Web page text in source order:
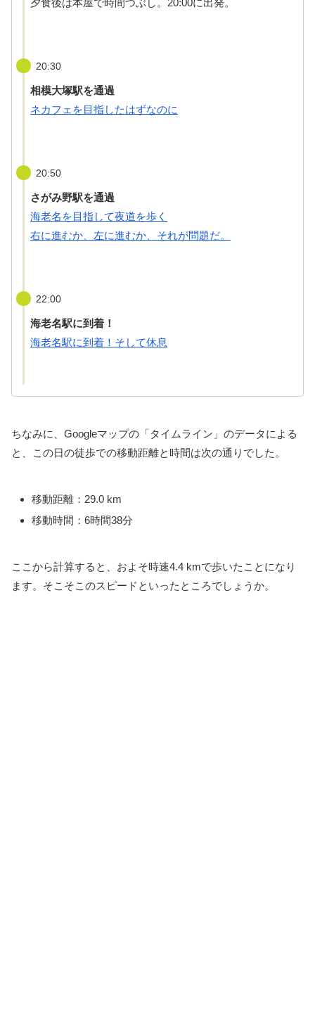
20:30
相模大塚駅を通過
ネカフェを目指したはずなのに
20:50
さがみ野駅を通過
海老名を目指して夜道を歩く
右に進むか、左に進むか、それが問題だ。
22:00
海老名駅に到着！
海老名駅に到着！そして休息
ちなみに、Googleマップの「タイムライン」のデータによる
と、この日の徒歩での移動距離と時間は次の通りでした。
移動距離：29.0 km
移動時間：6時間38分
ここから計算すると、およそ時速4.4 kmで歩いたことになり
ます。そこそこのスピードといったところでしょうか。